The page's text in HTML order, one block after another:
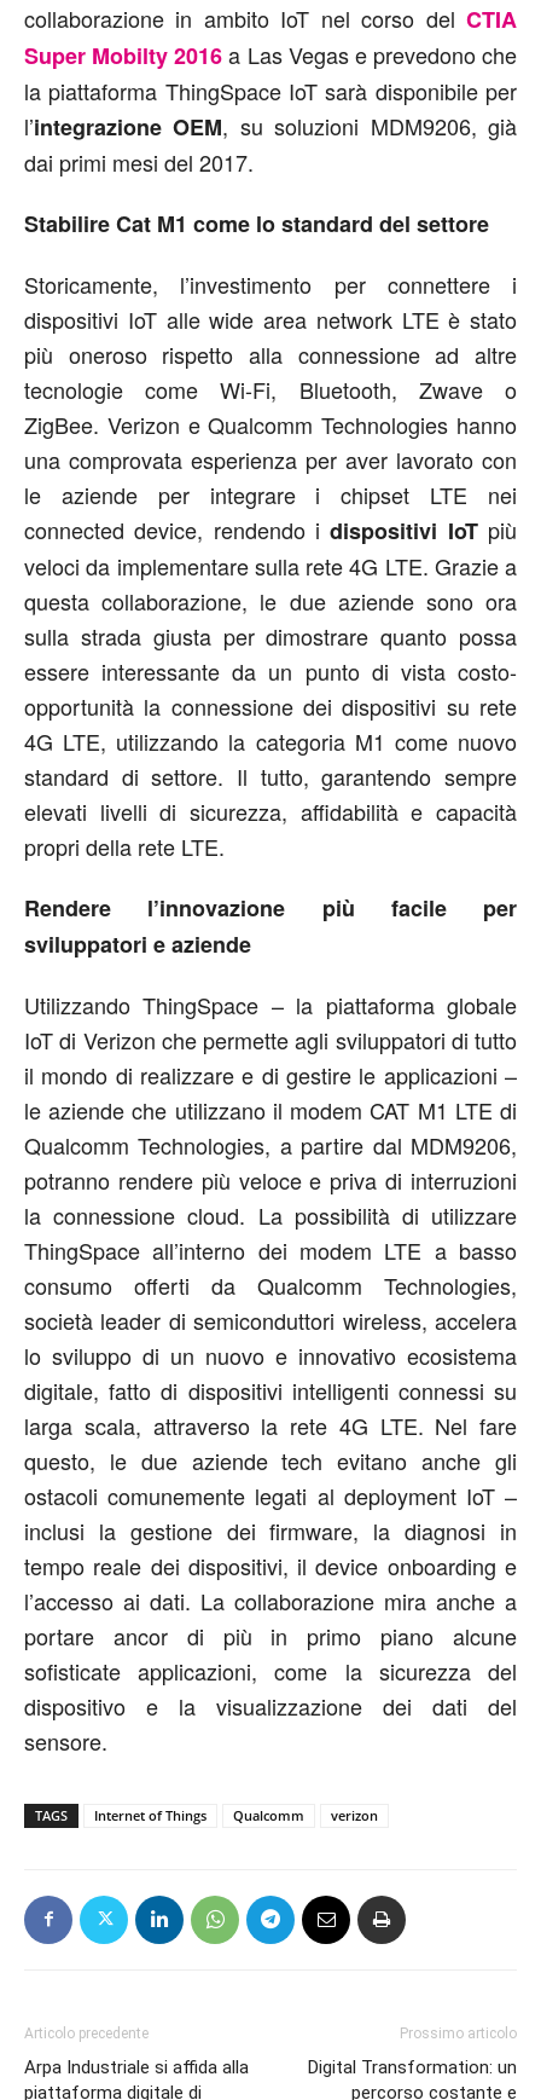
collaborazione in ambito IoT nel corso del CTIA
Super Mobilty 2016a Las Vegas e prevedono che
la piattaforma ThingSpace IoT sarà disponibile per
l’integrazione OEM, su soluzioni MDM9206, già
dai primi mesi del 2017.
Stabilire Cat M1 come lo standard del settore
Storicamente, l’investimento per connettere i
dispositivi IoT alle wide area network LTE è stato
più oneroso rispetto alla connessione ad altre
tecnologie come Wi-Fi, Bluetooth, Zwave o
ZigBee. Verizon e Qualcomm Technologies hanno
una comprovata esperienza per aver lavorato con
le aziende per integrare i chipset LTE nei
connected device, rendendo idispositivi IoTpiù
veloci da implementare sulla rete 4G LTE. Grazie a
questa collaborazione, le due aziende sono ora
sulla strada giusta per dimostrare quanto possa
essere interessante da un punto di vista costo-
opportunità la connessione dei dispositivi su rete
4G LTE, utilizzando la categoria M1 come nuovo
standard di settore. Il tutto, garantendo sempre
elevati livelli di sicurezza, affidabilità e capacità
propri della rete LTE.
Rendere l’innovazione più facile per
sviluppatori e aziende
Utilizzando ThingSpace – la piattaforma globale
IoT di Verizon che permette agli sviluppatori di tutto
il mondo di realizzare e di gestire le applicazioni –
le aziende che utilizzano il modem CAT M1 LTE di
Qualcomm Technologies, a partire dal MDM9206,
potranno rendere più veloce e priva di interruzioni
la connessione cloud. La possibilità di utilizzare
ThingSpace all’interno dei modem LTE a basso
consumo offerti da Qualcomm Technologies,
società leader di semiconduttori wireless, accelera
lo sviluppo di un nuovo e innovativo ecosistema
digitale, fatto di dispositivi intelligenti connessi su
larga scala, attraverso la rete 4G LTE. Nel fare
questo, le due aziende tech evitano anche gli
ostacoli comunemente legati al deployment IoT –
inclusi la gestione dei firmware, la diagnosi in
tempo reale dei dispositivi, il device onboarding e
l’accesso ai dati. La collaborazione mira anche a
portare ancor di più in primo piano alcune
sofisticate applicazioni, come la sicurezza del
dispositivo e la visualizzazione dei dati del
sensore.
TAGS Internet of Things Qualcomm verizon
Articolo precedente
Arpa Industriale si affida alla
piattaforma digitale di
Prossimo articolo
Digital Transformation: un
percorso costante e